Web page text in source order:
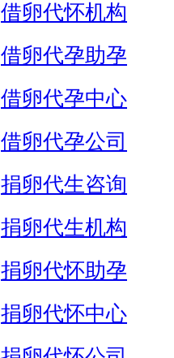
借卵代怀机构
借卵代孕助孕
借卵代孕中心
借卵代孕公司
捐卵代生咨询
捐卵代生机构
捐卵代怀助孕
捐卵代怀中心